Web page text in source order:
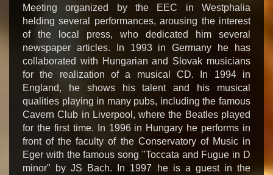
Meeting organized by the EEC in Westphalia
helding several performances, arousing the interest
of the local press, who dedicated him several
newspaper articles. In 1993 in Germany he has
collaborated with Hungarian and Slovak musicians
for the realization of a musical CD. In 1994 in
England, he shows his talent and his musical
qualities playing in many pubs, including the famous
Cavern Club in Liverpool, where the Beatles played
for the first time. In 1996 in Hungary he performs in
front of the faculty of the Conservatory of Music in
Eger with the famous song "Toccata and Fugue in D
minor" by JS Bach. In 1997 he is a guest in the